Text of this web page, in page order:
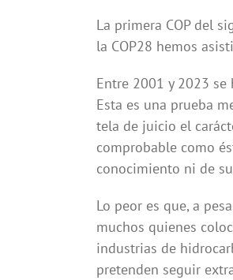
La primera COP del
la COP28 hemos
Entre 2001 y 2023 se
Esta es una prueba
tela de juicio el
comprobable como
conocimiento ni de
Lo peor es que, a
muchos quienes
industrias de
pretenden seguir